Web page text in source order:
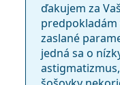
ďakujem za
predpokladám
zaslané
jedná sa o